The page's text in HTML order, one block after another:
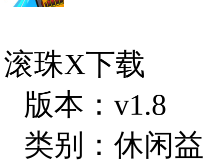
滚珠X下载
版本：v1.8
类别：休闲益